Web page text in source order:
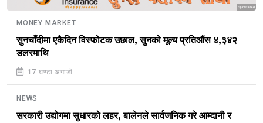
Sponsored
MONEY MARKET
सुनचाँदीमा एकैदिन विस्फोटक उछाल, सुनको मूल्य प्रतिऔंस ४,३४२
डलरमाथि
17 घण्टा अगाडी
NEWS
सरकारी उद्योगमा सुधारको लहर, बालेनले सार्वजनिक गरे आम्दानी र